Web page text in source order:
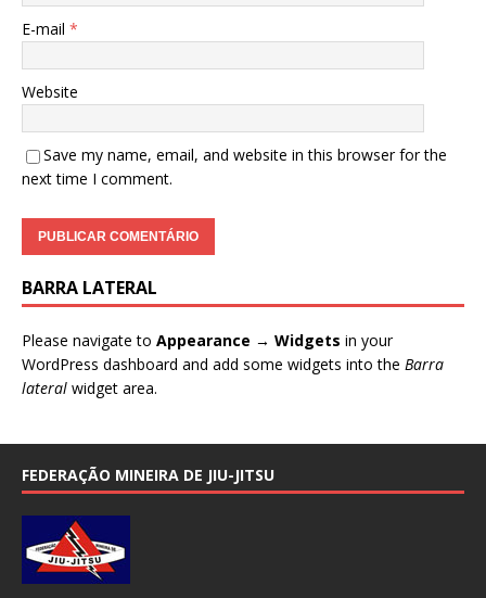
E-mail *
Website
Save my name, email, and website in this browser for the
next time I comment.
BARRA LATERAL
Please navigate to Appearance → Widgets in your
WordPress dashboard and add some widgets into the Barra
lateral widget area.
FEDERAÇÃO MINEIRA DE JIU-JITSU